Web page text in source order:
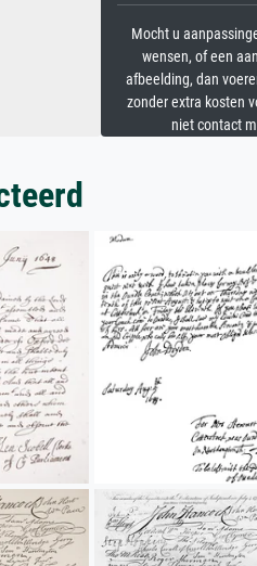
Mocht u
wensen, of een
afbeelding, dan
zonder extra kosten
niet contact